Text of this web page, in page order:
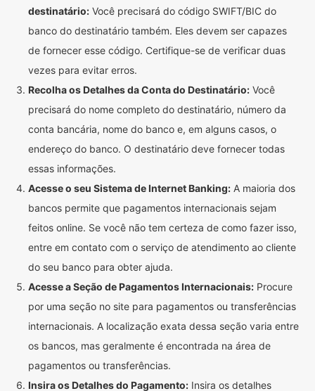
destinatário: Você precisará do código SWIFT/BIC do
banco do destinatário também. Eles devem ser capazes
de fornecer esse código. Certifique-se de verificar duas
vezes para evitar erros.
Recolha os Detalhes da Conta do Destinatário: Você
precisará do nome completo do destinatário, número da
conta bancária, nome do banco e, em alguns casos, o
endereço do banco. O destinatário deve fornecer todas
essas informações.
Acesse o seu Sistema de Internet Banking: A maioria dos
bancos permite que pagamentos internacionais sejam
feitos online. Se você não tem certeza de como fazer isso,
entre em contato com o serviço de atendimento ao cliente
do seu banco para obter ajuda.
Acesse a Seção de Pagamentos Internacionais: Procure
por uma seção no site para pagamentos ou transferências
internacionais. A localização exata dessa seção varia entre
os bancos, mas geralmente é encontrada na área de
pagamentos ou transferências.
Insira os Detalhes do Pagamento: Insira os detalhes